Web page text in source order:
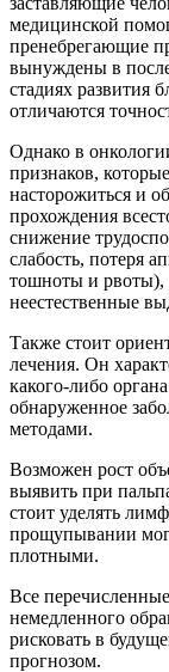
медицинской
пренебрегающие
вынуждены в
стадиях развития
отличаются
Однако в
признаков,
насторожиться и
прохождения
снижение
слабость, потеря
тошноты и рвоты),
неестественные
Также стоит
лечения. Он
какого-либо
обнаруженное
методами.
Возможен рост
выявить при
стоит уделять
прощупывании
плотными.
Все
немедленного
рисковать в
прогнозом.